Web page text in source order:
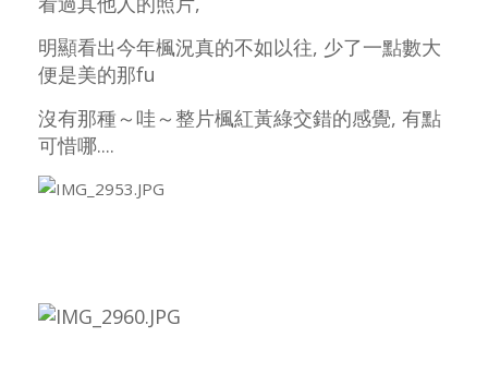
明顯看出今年楓況真的不如以往, 少了一點數大
便是美的那fu
沒有那種～哇～整片楓紅黃綠交錯的感覺, 有點
可惜哪....